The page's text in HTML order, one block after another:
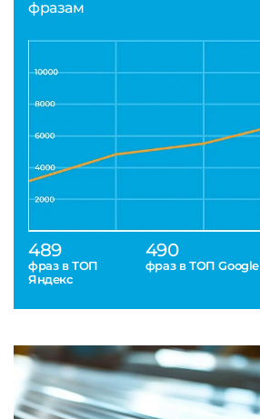
фразам
489
фраз в ТОП
Яндекс
490
фраз в ТОП Google